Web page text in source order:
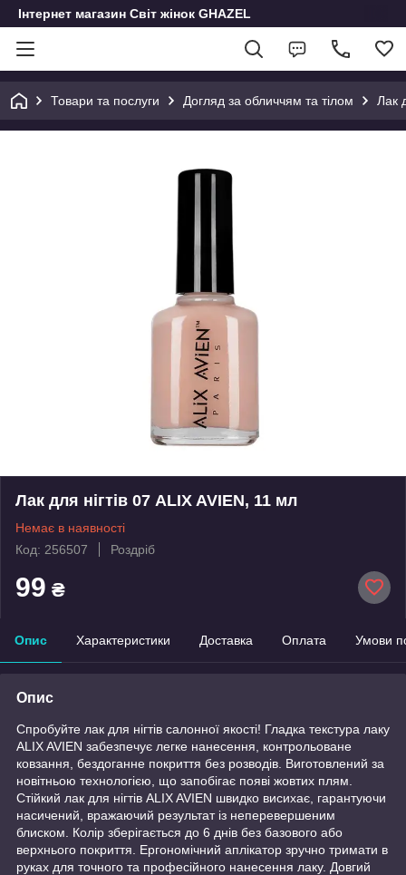
Інтернет магазин Світ жінок GHAZEL
Товари та послуги Догляд за обличчям та тілом Лак
Лак для нігтів 07 ALIX AVIEN, 11 мл
Немає в наявності
Код: 256507
Роздріб
99 ₴
Опис Характеристики Доставка Оплата Умови
Опис
Спробуйте лак для нігтів салонної якості! Гладка текстура лаку
ALIX AVIEN забезпечує легке нанесення, контрольоване
ковзання, бездоганне покриття без розводів. Виготовлений за
новітньою технологією, що запобігає появі жовтих плям.
Стійкий лак для нігтів ALIX AVIEN швидко висихає, гарантуючи
насичений, вражаючий результат із неперевершеним
блиском. Колір зберігається до 6 днів без базового або
верхнього покриття. Ергономічний аплікатор зручно тримати в
руках для точного та професійного нанесення лаку. Довгий